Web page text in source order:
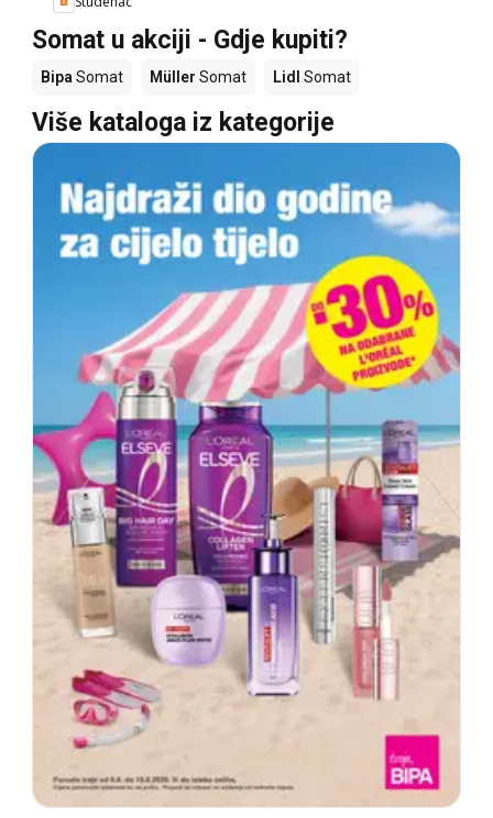
Somat u akciji - Gdje kupiti?
Bipa Somat Müller Somat Lidl Somat
Više kataloga iz kategorije